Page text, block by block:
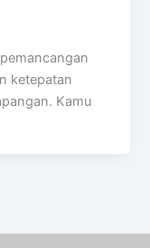
ketepatan
Kamu